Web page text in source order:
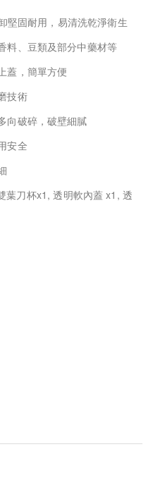
堅固耐用，易清洗乾淨衛生
料、豆類及部分中藥材等
蓋，簡單方便
技術
向破碎，破壁細膩
安全
葉刀杯x1, 透明軟內蓋 x1, 透